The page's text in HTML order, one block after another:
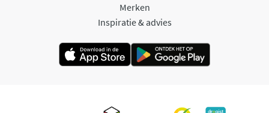
Merken
Inspiratie & advies